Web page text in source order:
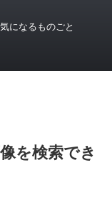
になるものごと
を検索でき